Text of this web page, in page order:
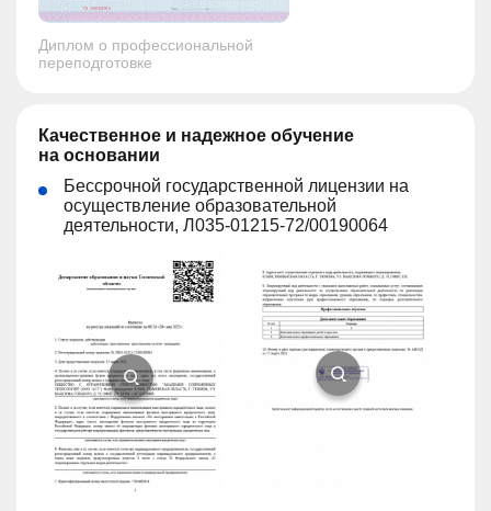
Диплом о профессиональной
переподготовке
Качественное и надежное обучение
на основании
Бессрочной государственной лицензии на
осуществление образовательной
деятельности, Л035-01215-72/00190064